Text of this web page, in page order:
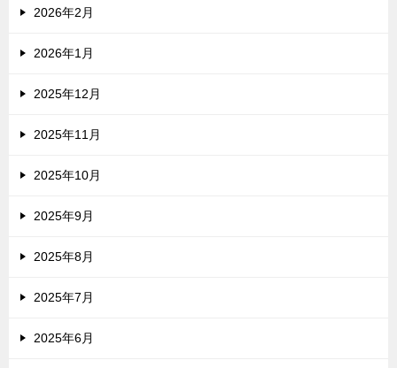
2026年2月
2026年1月
2025年12月
2025年11月
2025年10月
2025年9月
2025年8月
2025年7月
2025年6月